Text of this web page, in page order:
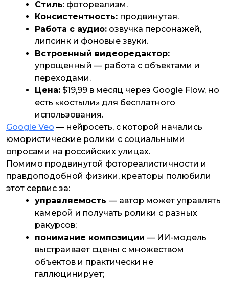
Стиль: фотореализм.
Консистентность: продвинутая.
Работа с аудио: озвучка персонажей,
липсинк и фоновые звуки.
Встроенный видеоредактор:
упрощенный — работа с объектами и
переходами.
Цена: $19,99 в месяц через Google Flow, но
есть «костыли» для бесплатного
использования.
Google Veo — нейросеть, с которой начались
юмористические ролики с социальными
опросами на российских улицах.
Помимо продвинутой фотореалистичности и
правдоподобной физики, креаторы полюбили
этот сервис за:
управляемость — автор может управлять
камерой и получать ролики с разных
ракурсов;
понимание композиции — ИИ-модель
выстраивает сцены с множеством
объектов и практически не
галлюцинирует;